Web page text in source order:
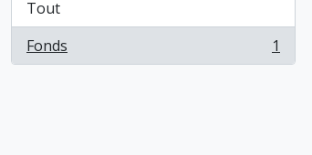
Tout
Fonds
, 1 résultats 1